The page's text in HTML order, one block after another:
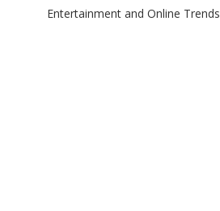
Entertainment and Online Trends